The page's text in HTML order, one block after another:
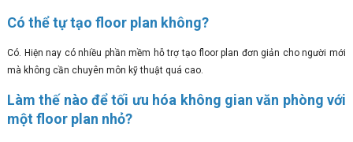
Có thể tự tạo floor plan không?
Có. Hiện nay có nhiều phần mềm hỗ trợ tạo floor plan đơn giản cho người mới
mà không cần chuyên môn kỹ thuật quá cao.
Làm thế nào để tối ưu hóa không gian văn phòng với
một floor plan nhỏ?